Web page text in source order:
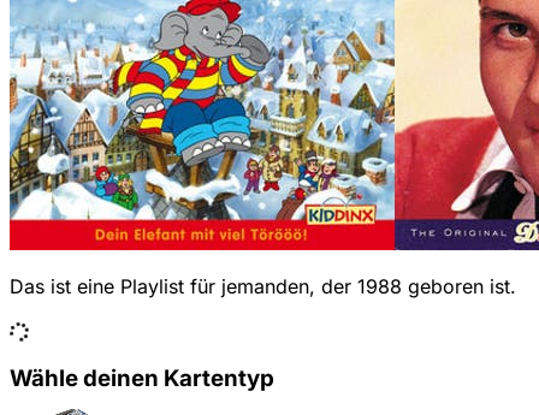
Das ist eine Playlist für jemanden, der 1988 geboren ist.
Wähle deinen Kartentyp